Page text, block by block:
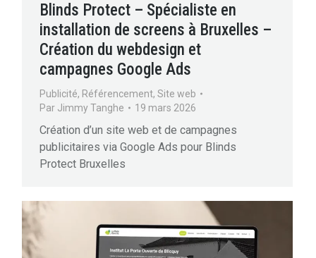
Blinds Protect – Spécialiste en
installation de screens à Bruxelles –
Création du webdesign et
campagnes Google Ads
Publicité, Référencement,Site web
Par Jimmy Tanghe 19 mars 2026
Création d’un site web et de campagnes
publicitaires via Google Ads pour Blinds
Protect Bruxelles